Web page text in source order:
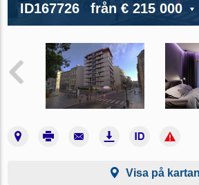
ID167726 från € 215 000
Visa på kartan